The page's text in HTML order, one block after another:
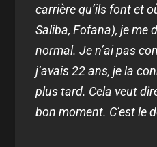
carrière qu’ils font et
Saliba, Fofana), je me
normal. Je n’ai pas
j’avais 22 ans, je la
plus tard. Cela veut
bon moment. C’est le